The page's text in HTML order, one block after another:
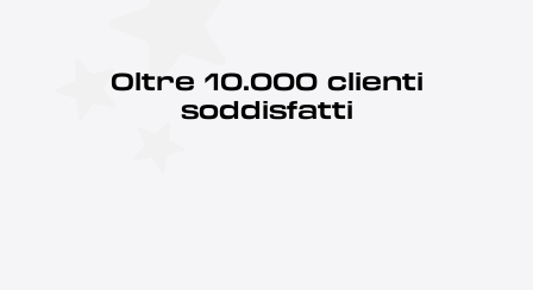
Oltre 10.000 clienti
soddisfatti